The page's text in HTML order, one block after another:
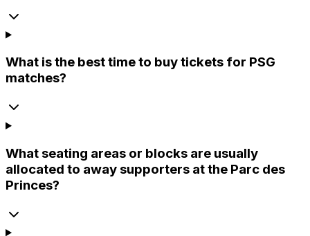
What is the best time to buy tickets for PSG
matches?
What seating areas or blocks are usually
allocated to away supporters at the Parc des
Princes?